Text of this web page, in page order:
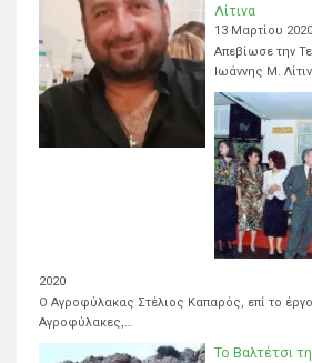
Λίτινα
13 Μαρτίου 2020
Απεβίωσε την
Ιωάννης Μ.
2020
Ο Αγροφύλακας Στέλιος Καπαρός, επί το
Αγροφύλακες,…
Το Βαλτέτσι